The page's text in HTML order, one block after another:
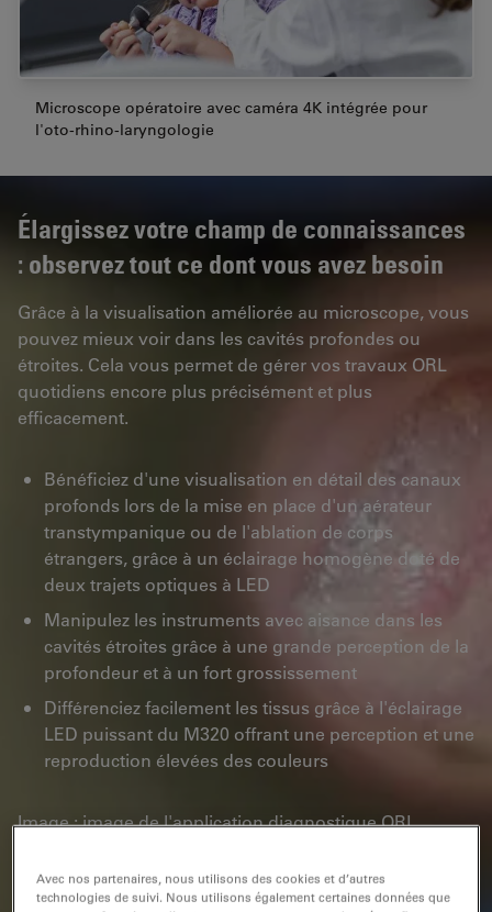
Microscope opératoire avec caméra 4K intégrée pour
l'oto-rhino-laryngologie
Élargissez votre champ de connaissances
: observez tout ce dont vous avez besoin
Grâce à la visualisation améliorée au microscope, vous
pouvez mieux voir dans les cavités profondes ou
étroites. Cela vous permet de gérer vos travaux ORL
quotidiens encore plus précisément et plus
efficacement.
Bénéficiez d'une visualisation en détail des canaux
profonds lors de la mise en place d'un aérateur
transtympanique ou de l'ablation de corps
étrangers, grâce à un éclairage homogène doté de
deux trajets optiques à LED
Manipulez les instruments avec aisance dans les
cavités étroites grâce à une grande perception de la
profondeur et à un fort grossissement
Différenciez facilement les tissus grâce à l'éclairage
LED puissant du M320 offrant une perception et une
reproduction élevées des couleurs
Image : image de l'application diagnostique ORL,
de Lucerne, Lucerne, Suisse.
Avec nos partenaires, nous utilisons des cookies et d’autres
technologies de suivi. Nous utilisons également certaines données que